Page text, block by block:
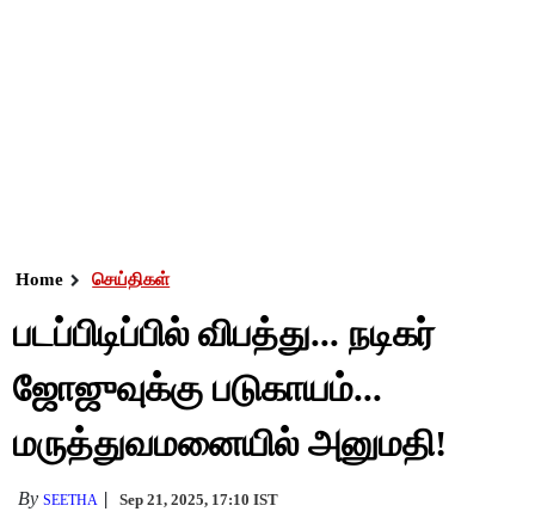
Home செய்திகள்
படப்பிடிப்பில் விபத்து... நடிகர்
ஜோஜுவுக்கு படுகாயம்...
மருத்துவமனையில் அனுமதி!
BySEETHA Sep 21, 2025, 17:10 IST